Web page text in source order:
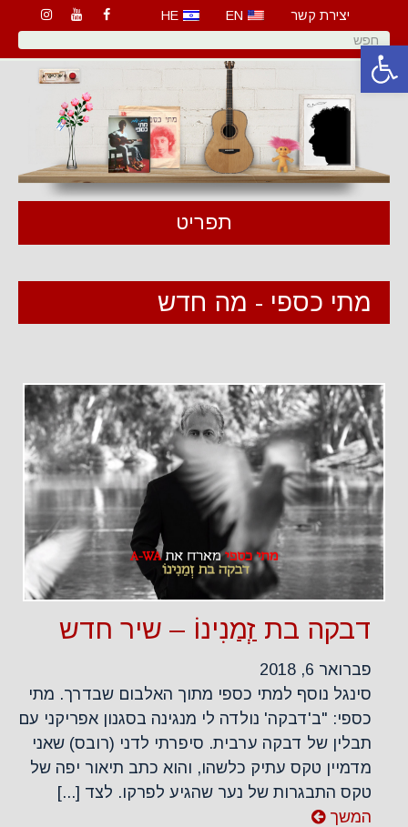
פתח סרגל נגישות
יצירת קשר EN
HE
תפריט
מתי כספי - מה חדש
דבקה בת זְַמַנִינוֹ – שיר חדש
פברואר 6, 2018
סינגל נוסף למתי כספי מתוך האלבום שבדרך. מתי
כספי: "ב'דבקה' נולדה לי מנגינה בסגנון אפריקני עם
תבלין של דבקה ערבית. סיפרתי לדני (רובס) שאני
מדמיין טקס עתיק כלשהו, והוא כתב תיאור יפה של
טקס התבגרות של נער שהגיע לפרקו. לצד [...]
המשך